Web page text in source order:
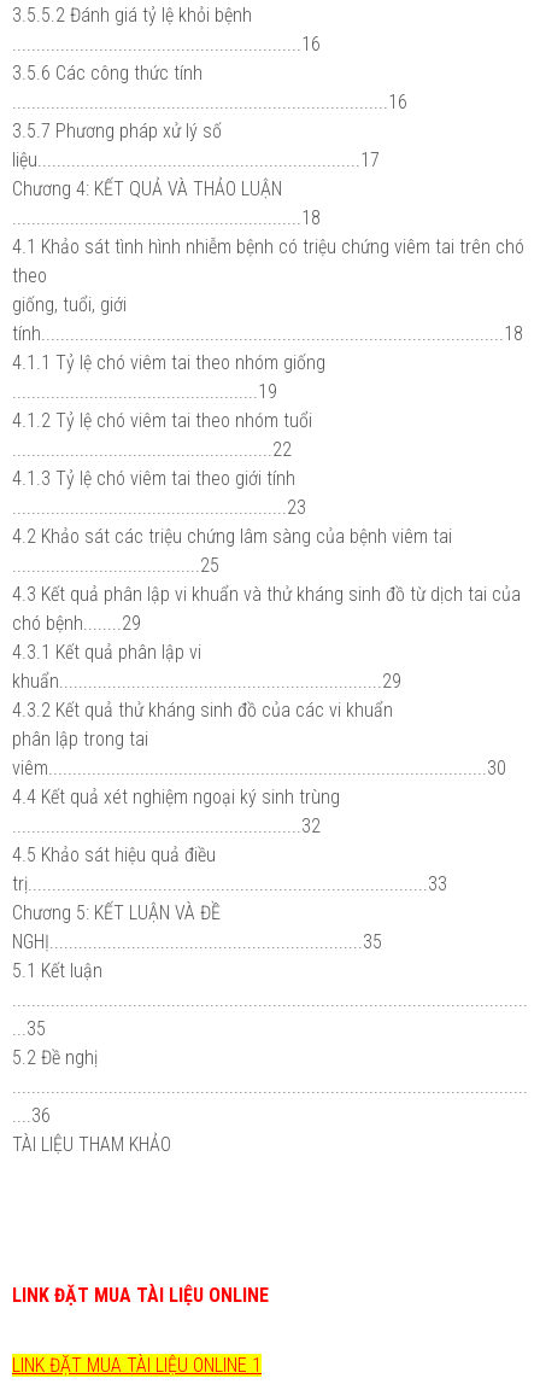
3.5.5.2 Đánh giá tỷ lệ khỏi bệnh
............................................................16
3.5.6 Các công thức tính
..............................................................................16
3.5.7 Phương pháp xử lý số
liệu...................................................................17
Chương 4: KẾT QUẢ VÀ THẢO LUẬN
............................................................18
4.1 Khảo sát tình hình nhiễm bệnh có triệu chứng viêm tai trên chó
theo
giống, tuổi, giới
tính................................................................................................18
4.1.1 Tỷ lệ chó viêm tai theo nhóm giống
...................................................19
4.1.2 Tỷ lệ chó viêm tai theo nhóm tuổi
......................................................22
4.1.3 Tỷ lệ chó viêm tai theo giới tính
.........................................................23
4.2 Khảo sát các triệu chứng lâm sàng của bệnh viêm tai
.......................................25
4.3 Kết quả phân lập vi khuẩn và thử kháng sinh đồ từ dịch tai của
chó bệnh........29
4.3.1 Kết quả phân lập vi
khuẩn...................................................................29
4.3.2 Kết quả thử kháng sinh đồ của các vi khuẩn
phân lập trong tai
viêm...........................................................................................30
4.4 Kết quả xét nghiệm ngoại ký sinh trùng
............................................................32
4.5 Khảo sát hiệu quả điều
trị...................................................................................33
Chương 5: KẾT LUẬN VÀ ĐỀ
NGHỊ.................................................................35
5.1 Kết luận
...........................................................................................................
...35
5.2 Đề nghị
...........................................................................................................
....36
TÀI LIỆU THAM KHẢO
LINK ĐẶT MUA TÀI LIỆU ONLINE
LINK ĐẶT MUA TÀI LIỆU ONLINE 1